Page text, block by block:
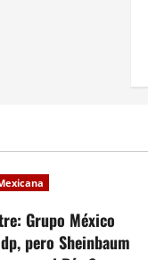
Grupo México
pero Sheinbaum